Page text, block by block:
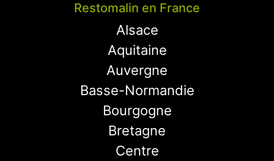
Restomalin en France
Alsace
Aquitaine
Auvergne
Basse-Normandie
Bourgogne
Bretagne
Centre